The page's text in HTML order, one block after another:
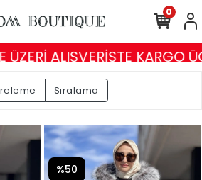
ALIŞVERİŞTE KARGO
0
Sıralama
%50